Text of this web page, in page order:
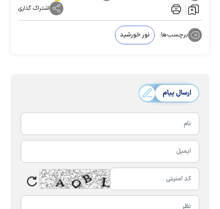
اشتراک گذاری
برچسب‌ها: نور خورشید
ارسال پیام